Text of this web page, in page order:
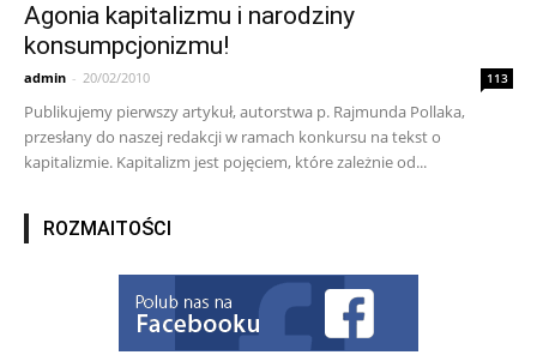
Agonia kapitalizmu i narodziny
konsumpcjonizmu!
admin - 20/02/2010 113
Publikujemy pierwszy artykuł, autorstwa p. Rajmunda Pollaka,
przesłany do naszej redakcji w ramach konkursu na tekst o
kapitalizmie. Kapitalizm jest pojęciem, które zależnie od...
ROZMAITOŚCI